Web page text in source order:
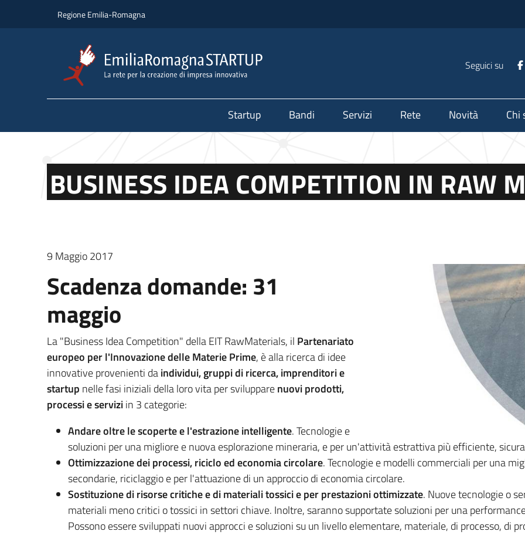
Regione Emilia-Romagna
Seguici su
Startup Bandi Servizi Rete Novità Chi
BUSINESS IDEA COMPETITION IN RAW
9 Maggio 2017
Scadenza domande: 31
maggio
La "Business Idea Competition" della EIT RawMaterials, il Partenariato
europeo per l'Innovazione delle Materie Prime, è alla ricerca di idee
innovative provenienti daindividui, gruppi di ricerca, imprenditori e
startup nelle fasi iniziali della loro vita per svilupparenuovi prodotti,
processi e serviziin 3 categorie:
Andare oltre le scoperte e l'estrazione intelligente. Tecnologie e
soluzioni per una migliore e nuova esplorazione mineraria, e per un'attività estrattiva più efficiente,
Ottimizzazione dei processi, riciclo ed economia circolare. Tecnologie e modelli commerciali per una
secondarie, riciclaggio e per l'attuazione di un approccio di economia circolare.
Sostituzione di risorse critiche e di materiali tossici e per prestazioni ottimizzate. Nuove tecnologie o
materiali meno critici o tossici in settori chiave. Inoltre, saranno supportate soluzioni per una
Possono essere sviluppati nuovi approcci e soluzioni su un livello elementare, materiale, di processo, di